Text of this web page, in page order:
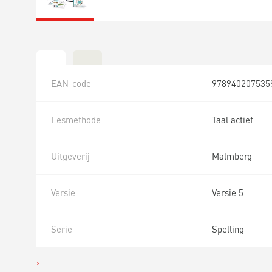
EAN-code
Lesmethode Taal actief
Uitgeverij Malmberg
Versie Versie 5
Serie Spelling